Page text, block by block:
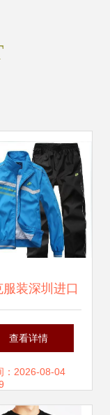
服装深圳进口
专业代理公司
力高效通关
查看详情
：2026-08-04